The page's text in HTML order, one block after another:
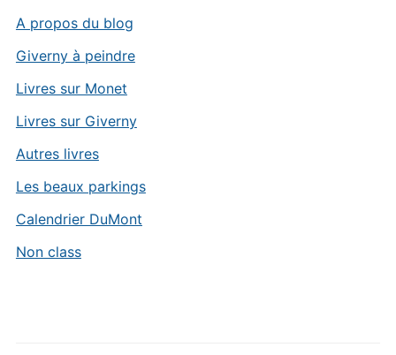
A propos du blog
Giverny à peindre
Livres sur Monet
Livres sur Giverny
Autres livres
Les beaux parkings
Calendrier DuMont
Non class